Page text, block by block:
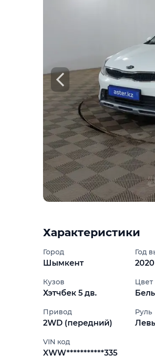
Для этого
Предоставим
техническое
юридическая
Техническое
Проверка
Проверка
Данные по
Купить отчёт за
Характеристики
Город
Шымкент
Год
2020
Кузов
Хэтчбек 5 дв.
Цвет
Привод
2WD (передний)
Руль
VIN код
XWW***********335